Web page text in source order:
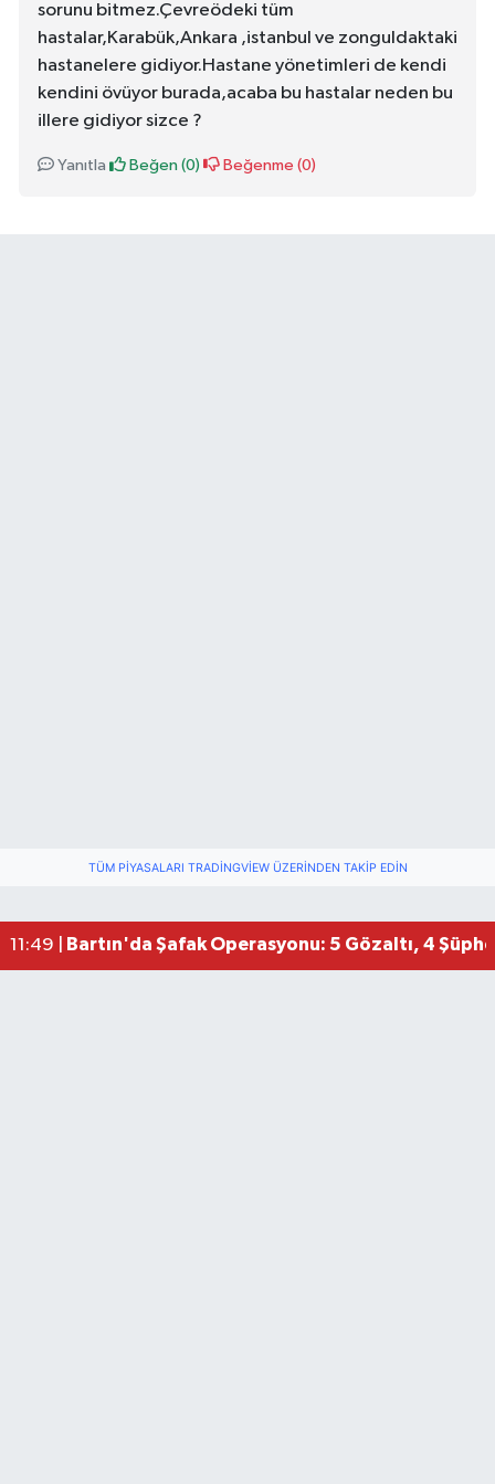
sorunu bitmez.Çevreödeki tüm
hastalar,Karabük,Ankara ,istanbul ve zonguldaktaki
hastanelere gidiyor.Hastane yönetimleri de kendi
kendini övüyor burada,acaba bu hastalar neden bu
illere gidiyor sizce ?
Yanıtla Beğen (0) Beğenme (0)
TÜM PIYASALARI TRADINGVIEW ÜZERINDEN TAKIP EDIN
11:49 | Bartın'da Şafak Operasyonu: 5 Gözaltı, 4